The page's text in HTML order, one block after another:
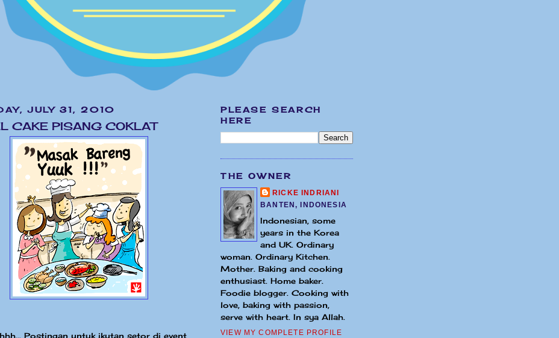
JULY 31, 2010
CAKE PISANG COKLAT
Postingan untuk ikutan setor di event
PLEASE SEARCH
HERE
THE OWNER
RICKE INDRIANI
BANTEN, INDONESIA
Indonesian, some
years in the Korea
and UK. Ordinary
woman. Ordinary Kitchen.
Mother. Baking and cooking
enthusiast. Home baker.
Foodie blogger. Cooking with
love, baking with passion,
serve with heart. In sya Allah.
VIEW MY COMPLETE PROFILE